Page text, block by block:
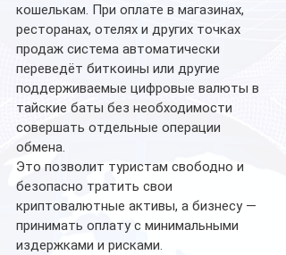
кошелькам. При оплате в магазинах,
ресторанах, отелях и других точках
продаж система автоматически
переведёт биткоины или другие
поддерживаемые цифровые валюты в
тайские баты без необходимости
совершать отдельные операции
обмена.
Это позволит туристам свободно и
безопасно тратить свои
криптовалютные активы, а бизнесу —
принимать оплату с минимальными
издержками и рисками.